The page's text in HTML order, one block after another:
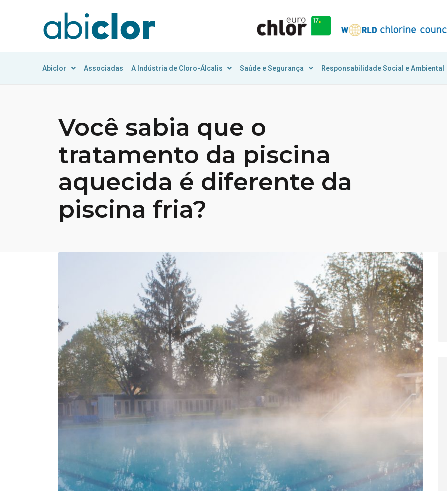
Abiclor Associadas A Indústria de Cloro-Álcalis Saúde e Segurança Responsabilidade Social e Ambiental
Você sabia que o
tratamento da piscina
aquecida é diferente da
piscina fria?